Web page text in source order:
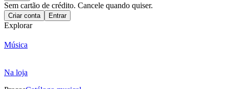
Sem cartão de crédito. Cancele quando quiser.
Criar conta Entrar
Explorar
Música
Na loja